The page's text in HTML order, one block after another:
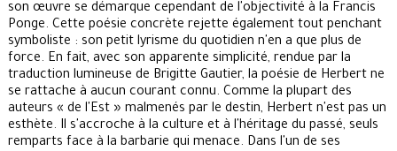
son œuvre se démarque cependant de l'objectivité à la Francis
Ponge. Cette poésie concrète rejette également tout penchant
symboliste : son petit lyrisme du quotidien n'en a que plus de
force. En fait, avec son apparente simplicité, rendue par la
traduction lumineuse de Brigitte Gautier, la poésie de Herbert ne
se rattache à aucun courant connu. Comme la plupart des
auteurs « de l'Est » malmenés par le destin, Herbert n'est pas un
esthète. Il s'accroche à la culture et à l'héritage du passé, seuls
remparts face à la barbarie qui menace. Dans l'un de ses